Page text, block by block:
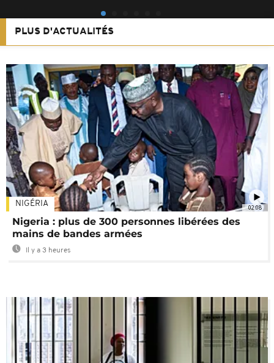
PLUS D'ACTUALITÉS
02:08
NIGÉRIA
Nigeria : plus de 300 personnes libérées des
mains de bandes armées
Il y a 3 heures